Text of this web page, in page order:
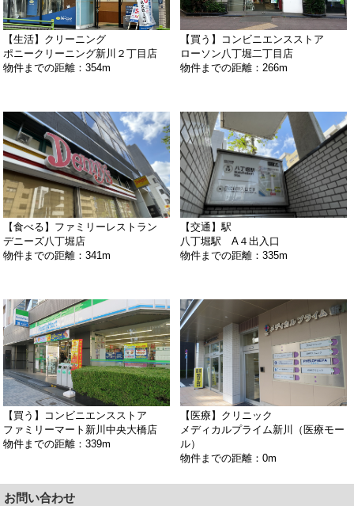
【生活】クリーニング
ポニークリーニング新川２丁目店
物件までの距離：354m
【買う】コンビニエンスストア
ローソン八丁堀二丁目店
物件までの距離：266m
【食べる】ファミリーレストラン
デニーズ八丁堀店
物件までの距離：341m
【交通】駅
八丁堀駅 A４出入口
物件までの距離：335m
【買う】コンビニエンスストア
ファミリーマート新川中央大橋店
物件までの距離：339m
【医療】クリニック
メディカルプライム新川（医療モー
ル）
物件までの距離：0m
お問い合わせ